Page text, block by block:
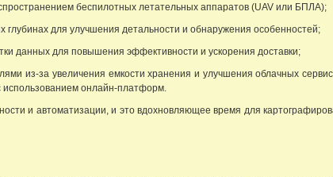
беспилотных летательных аппаратов (UAV или БПЛА);
глубинах для улучшения детальности и обнаружения особенностей;
данных для повышения эффективности и ускорения доставки;
из-за увеличения емкости хранения и улучшения облачных
онлайн-платформ.
и автоматизации, и это вдохновляющее время для